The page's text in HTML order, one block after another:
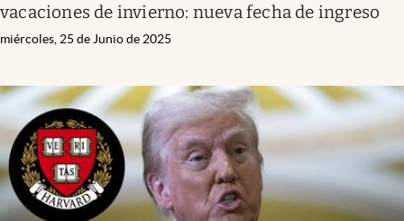
vacaciones de invierno: nueva fecha de ingreso
miércoles, 25 de Junio de 2025